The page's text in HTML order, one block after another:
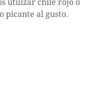
utilizar chile rojo o
picante al gusto.